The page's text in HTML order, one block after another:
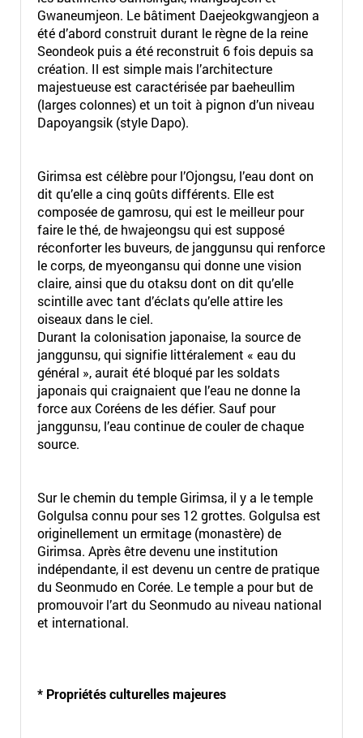
Gwaneumjeon. Le bâtiment Daejeokgwangjeon a
été d’abord construit durant le règne de la reine
Seondeok puis a été reconstruit 6 fois depuis sa
création. Il est simple mais l’architecture
majestueuse est caractérisée par baeheullim
(larges colonnes) et un toit à pignon d’un niveau
Dapoyangsik (style Dapo).
Girimsa est célèbre pour l’Ojongsu, l’eau dont on
dit qu’elle a cinq goûts différents. Elle est
composée de gamrosu, qui est le meilleur pour
faire le thé, de hwajeongsu qui est supposé
réconforter les buveurs, de janggunsu qui renforce
le corps, de myeongansu qui donne une vision
claire, ainsi que du otaksu dont on dit qu’elle
scintille avec tant d’éclats qu’elle attire les
oiseaux dans le ciel.
Durant la colonisation japonaise, la source de
janggunsu, qui signifie littéralement « eau du
général », aurait été bloqué par les soldats
japonais qui craignaient que l’eau ne donne la
force aux Coréens de les défier. Sauf pour
janggunsu, l’eau continue de couler de chaque
source.
Sur le chemin du temple Girimsa, il y a le temple
Golgulsa connu pour ses 12 grottes. Golgulsa est
originellement un ermitage (monastère) de
Girimsa. Après être devenu une institution
indépendante, il est devenu un centre de pratique
du Seonmudo en Corée. Le temple a pour but de
promouvoir l’art du Seonmudo au niveau national
et international.
* Propriétés culturelles majeures